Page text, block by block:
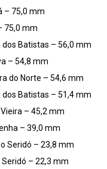
– 75,0 mm
75,0 mm
Batistas – 56,0 mm
– 54,8 mm
do Norte – 54,6 mm
Batistas – 51,4 mm
– 45,2 mm
– 39,0 mm
Seridó – 23,8 mm
– 22,3 mm